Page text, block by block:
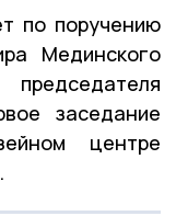
по поручению
Мединского
заседание
центре